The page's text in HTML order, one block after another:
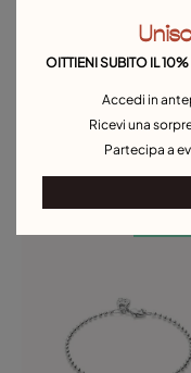
Catenina a maglie ovali piccole
placcate argento Sterling con
45,00 €
OITTIENI SUBITO IL
Accedi in
Ricevi una
Partecipa a